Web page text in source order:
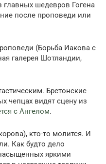
шедевров Гогена
после проповеди или
(Борьба Иакова с
галерея Шотландии,
Бретонские
чепцах видят сцену из
с Ангелом.
кто-то молится. И
Как будто дело
яркими